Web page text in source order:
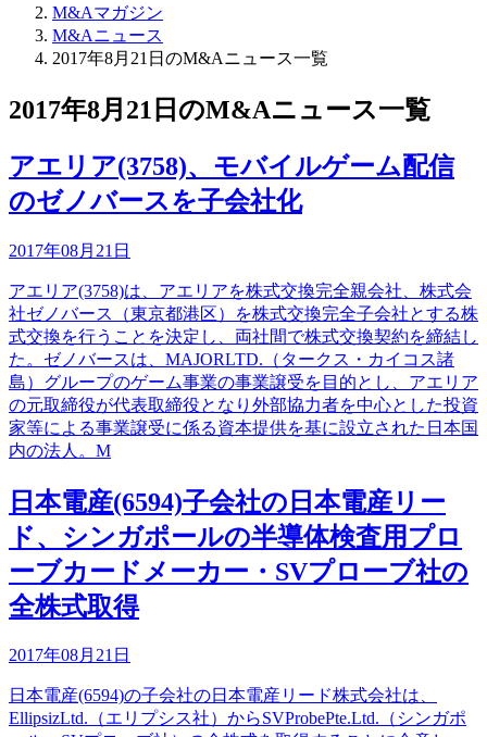
M&Aマガジン
M&Aニュース
2017年8月21日のM&Aニュース一覧
2017年8月21日のM&Aニュース一覧
アエリア(3758)、モバイルゲーム配信
のゼノバースを子会社化
2017年08月21日
アエリア(3758)は、アエリアを株式交換完全親会社、株式会
社ゼノバース（東京都港区）を株式交換完全子会社とする株
式交換を行うことを決定し、両社間で株式交換契約を締結し
た。ゼノバースは、MAJORLTD.（タークス・カイコス諸
島）グループのゲーム事業の事業譲受を目的とし、アエリア
の元取締役が代表取締役となり外部協力者を中心とした投資
家等による事業譲受に係る資本提供を基に設立された日本国
内の法人。M
日本電産(6594)子会社の日本電産リー
ド、シンガポールの半導体検査用プロ
ーブカードメーカー・SVプローブ社の
全株式取得
2017年08月21日
日本電産(6594)の子会社の日本電産リード株式会社は、
EllipsizLtd.（エリプシス社）からSVProbePte.Ltd.（シンガポ